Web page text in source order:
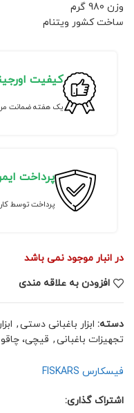
وزن 980 گرم
ساخت کشور ویتنام
کیفیت
یک هفته ضمانت
پرداخت
پرداخت توسط
در انبار موجود نمی باشد
افزودن به علاقه مندی
دسته: ابزار باغبانی دستی,
تجهیزات باغبانی, قیچی،
فیسکارس FISKARS
اشتراک گذاری: